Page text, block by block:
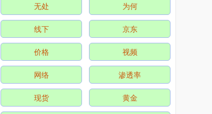
北证50 1122.88 +3.42 +0.30%
无处 为何
线下 京东
价格 视频
网络 渗透率
现货 黄金